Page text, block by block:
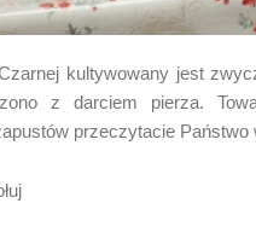
kultywowany jest
z darciem pierza.
przeczytacie